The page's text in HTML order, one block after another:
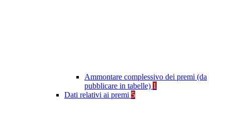
Ammontare complessivo dei premi (da
pubblicare in tabelle) 1
Dati relativi ai premi 5